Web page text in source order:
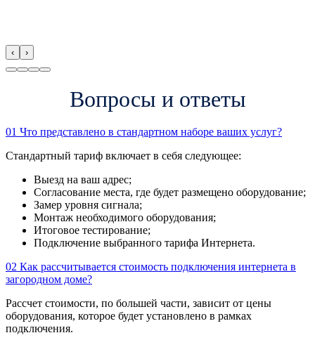
‹ ›
Вопросы и ответы
01 Что представлено в стандартном наборе ваших услуг?
Стандартный тариф включает в себя следующее:
Выезд на ваш адрес;
Согласование места, где будет размещено оборудование;
Замер уровня сигнала;
Монтаж необходимого оборудования;
Итоговое тестирование;
Подключение выбранного тарифа Интернета.
02 Как рассчитывается стоимость подключения интернета в
загородном доме?
Рассчет стоимости, по большей части, зависит от цены
оборудования, которое будет установлено в рамках
подключения.